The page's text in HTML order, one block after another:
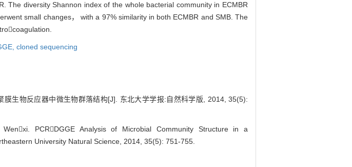
The diversity Shannon index of the whole bacterial community in ECMBR
small changes， with a 97% similarity in both ECMBR and SMB. The
cloned sequencing
生物反应器中微生物群落结构[J]. 东北大学学报:自然科学版, 2014, 35(5):
PCRDGGE Analysis of Microbial Community Structure in a
University Natural Science, 2014, 35(5): 751-755.